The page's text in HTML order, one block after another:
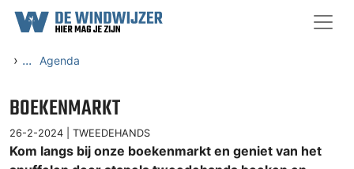
Ga naar content
› ... Agenda
BOEKENMARKT
26-2-2024 | TWEEDEHANDS
Kom langs bij onze boekenmarkt en geniet van het